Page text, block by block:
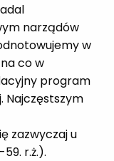
narządów
w
co w
program
Najczęstszym
zazwyczaj u
r.ż.).